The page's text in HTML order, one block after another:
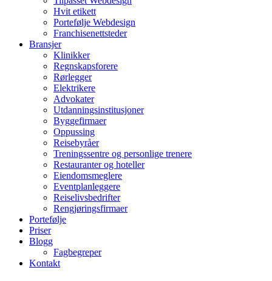
Hvit etikett
Portefølje Webdesign
Franchisenettsteder
Bransjer
Klinikker
Regnskapsforere
Rørlegger
Elektrikere
Advokater
Utdanningsinstitusjoner
Byggefirmaer
Oppussing
Reisebyråer
Treningssentre og personlige trenere
Restauranter og hoteller
Eiendomsmeglere
Eventplanleggere
Reiselivsbedrifter
Rengjøringsfirmaer
Portefølje
Priser
Blogg
Fagbegreper
Kontakt